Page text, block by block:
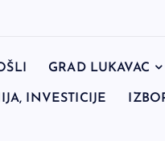
GRAD LUKAVAC
INVESTICIJE